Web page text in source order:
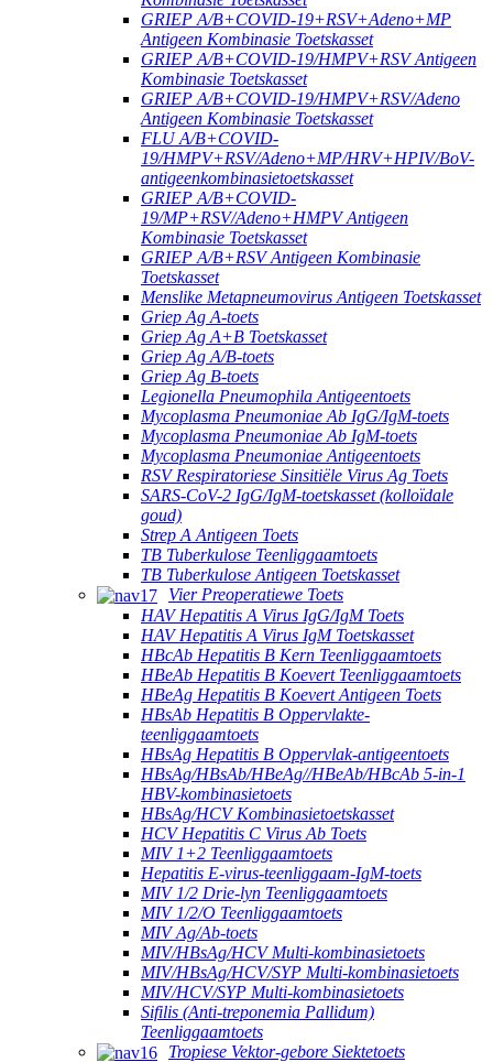
GRIEP A/B+COVID-19+RSV+Adeno+MP
Antigeen Kombinasie Toetskasset
GRIEP A/B+COVID-19/HMPV+RSV Antigeen
Kombinasie Toetskasset
GRIEP A/B+COVID-19/HMPV+RSV/Adeno
Antigeen Kombinasie Toetskasset
FLU A/B+COVID-
19/HMPV+RSV/Adeno+MP/HRV+HPIV/BoV-
antigeenkombinasietoetskasset
GRIEP A/B+COVID-
19/MP+RSV/Adeno+HMPV Antigeen
Kombinasie Toetskasset
GRIEP A/B+RSV Antigeen Kombinasie
Toetskasset
Menslike Metapneumovirus Antigeen Toetskasset
Griep Ag A-toets
Griep Ag A+B Toetskasset
Griep Ag A/B-toets
Griep Ag B-toets
Legionella Pneumophila Antigeentoets
Mycoplasma Pneumoniae Ab IgG/IgM-toets
Mycoplasma Pneumoniae Ab IgM-toets
Mycoplasma Pneumoniae Antigeentoets
RSV Respiratoriese Sinsitiële Virus Ag Toets
SARS-CoV-2 IgG/IgM-toetskasset (kolloïdale
goud)
Strep A Antigeen Toets
TB Tuberkulose Teenliggaamtoets
TB Tuberkulose Antigeen Toetskasset
Vier Preoperatiewe Toets
HAV Hepatitis A Virus IgG/IgM Toets
HAV Hepatitis A Virus IgM Toetskasset
HBcAb Hepatitis B Kern Teenliggaamtoets
HBeAb Hepatitis B Koevert Teenliggaamtoets
HBeAg Hepatitis B Koevert Antigeen Toets
HBsAb Hepatitis B Oppervlakte-
teenliggaamtoets
HBsAg Hepatitis B Oppervlak-antigeentoets
HBsAg/HBsAb/HBeAg//HBeAb/HBcAb 5-in-1
HBV-kombinasietoets
HBsAg/HCV Kombinasietoetskasset
HCV Hepatitis C Virus Ab Toets
MIV 1+2 Teenliggaamtoets
Hepatitis E-virus-teenliggaam-IgM-toets
MIV 1/2 Drie-lyn Teenliggaamtoets
MIV 1/2/O Teenliggaamtoets
MIV Ag/Ab-toets
MIV/HBsAg/HCV Multi-kombinasietoets
MIV/HBsAg/HCV/SYP Multi-kombinasietoets
MIV/HCV/SYP Multi-kombinasietoets
Sifilis (Anti-treponemia Pallidum)
Teenliggaamtoets
Tropiese Vektor-gebore Siektetoets